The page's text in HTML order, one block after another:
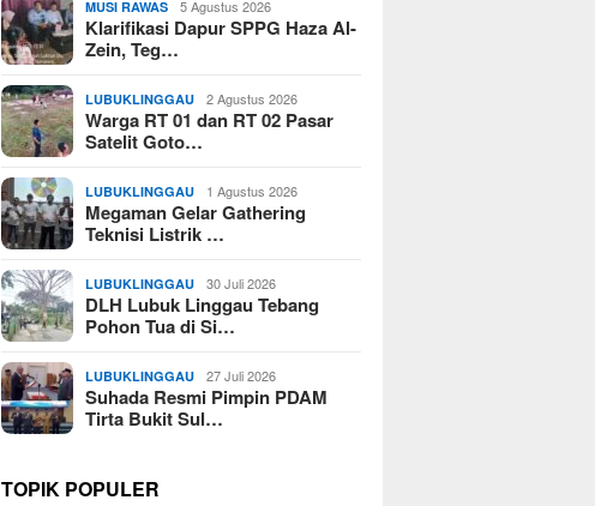
MUSI RAWAS 5 Agustus 2026
Klarifikasi Dapur SPPG Haza Al-
Zein, Teg…
LUBUKLINGGAU 2 Agustus 2026
Warga RT 01 dan RT 02 Pasar
Satelit Goto…
LUBUKLINGGAU 1 Agustus 2026
Megaman Gelar Gathering
Teknisi Listrik …
LUBUKLINGGAU 30 Juli 2026
DLH Lubuk Linggau Tebang
Pohon Tua di Si…
LUBUKLINGGAU 27 Juli 2026
Suhada Resmi Pimpin PDAM
Tirta Bukit Sul…
TOPIK POPULER